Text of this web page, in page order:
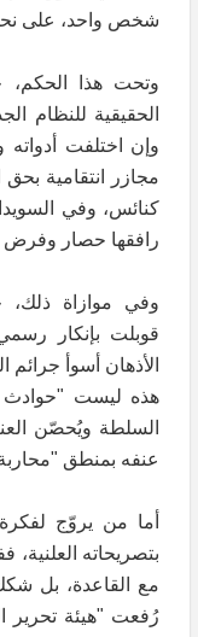
شخص واحد، على نحو
وتحت هذا الحكم،
الحقيقية للنظام
وإن اختلفت
مجازر انتقامية
كنائس، وفي
رافقها حصار وفرض
وفي موازاة
قوبلت بإنكار
الأذهان أسوأ جرائم
هذه ليست "حوادث
السلطة ويُحصّن
عنفه بمنطق
أما من يروّج
مع القاعدة، بل
رُفعت "هيئة تحرير